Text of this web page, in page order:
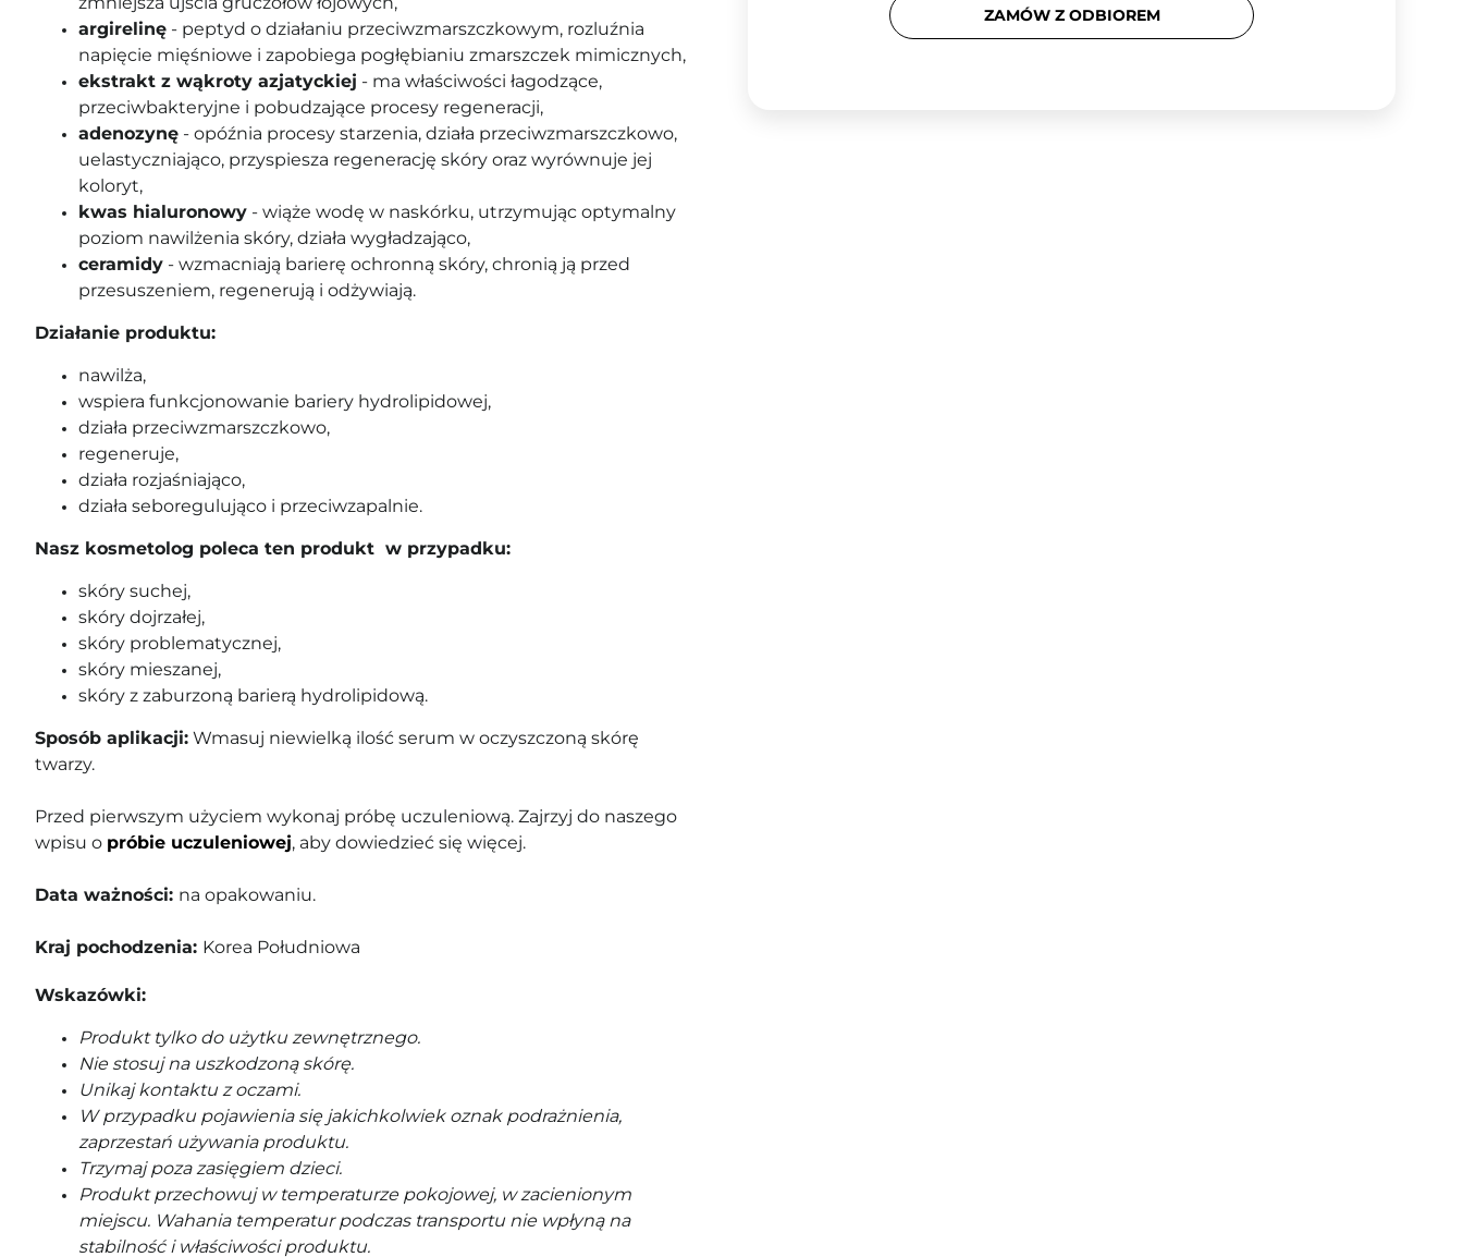
argirelinę - peptyd o działaniu przeciwzmarszczkowym, rozluźnia
napięcie mięśniowe i zapobiega pogłębianiu zmarszczek mimicznych,
ekstrakt z wąkroty azjatyckiej - ma właściwości łagodzące,
przeciwbakteryjne i pobudzające procesy regeneracji,
adenozynę - opóźnia procesy starzenia, działa przeciwzmarszczkowo,
uelastyczniająco, przyspiesza regenerację skóry oraz wyrównuje jej
koloryt,
kwas hialuronowy - wiąże wodę w naskórku, utrzymując optymalny
poziom nawilżenia skóry, działa wygładzająco,
ceramidy - wzmacniają barierę ochronną skóry, chronią ją przed
przesuszeniem, regenerują i odżywiają.
Działanie produktu:
nawilża,
wspiera funkcjonowanie bariery hydrolipidowej,
działa przeciwzmarszczkowo,
regeneruje,
działa rozjaśniająco,
działa seboregulująco i przeciwzapalnie.
Nasz kosmetolog poleca ten produkt w przypadku:
skóry suchej,
skóry dojrzałej,
skóry problematycznej,
skóry mieszanej,
skóry z zaburzoną barierą hydrolipidową.
Sposób aplikacji: Wmasuj niewielką ilość serum w oczyszczoną skórę
twarzy.
Przed pierwszym użyciem wykonaj próbę uczuleniową. Zajrzyj do naszego
wpisu o próbie uczuleniowej, aby dowiedzieć się więcej.
Data ważności: na opakowaniu.
Kraj pochodzenia: Korea Południowa
Wskazówki:
Produkt tylko do użytku zewnętrznego.
Nie stosuj na uszkodzoną skórę.
Unikaj kontaktu z oczami.
W przypadku pojawienia się jakichkolwiek oznak podrażnienia,
zaprzestań używania produktu.
Trzymaj poza zasięgiem dzieci.
Produkt przechowuj w temperaturze pokojowej, w zacienionym
miejscu. Wahania temperatur podczas transportu nie wpłyną na
stabilność i właściwości produktu.
ZAMÓW Z ODBIOREM